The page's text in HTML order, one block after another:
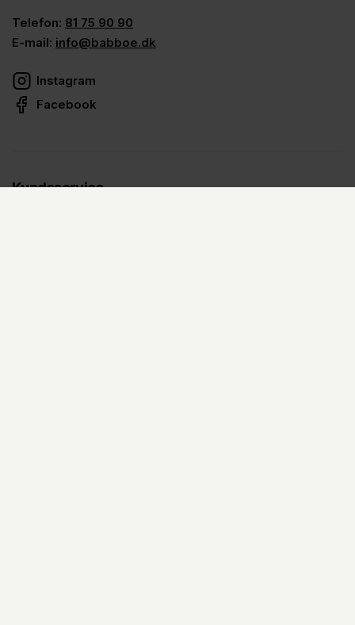
Telefon: 81 75 90 90
E-mail: info@babboe.dk
Instagram
Facebook
Kundeservice